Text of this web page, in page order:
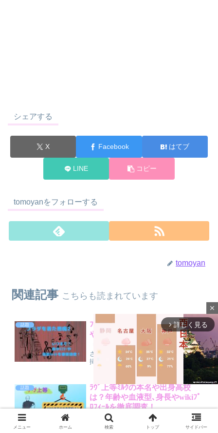
シェアする
X Facebook はてブ
LINE コピー
tomoyanをフォローする
tomoyan
関連記事 こちらも読まれています
話題
ﾌﾟﾗﾀﾞを着た悪魔2いつまで？曲
やｴﾐﾘｰや最新ｷｬｽﾄを徹底調査！
『プラダを着た悪魔2』はいつまで上映
される？公開期間の目安から、主題歌・
挿入歌の最新状況、エミリーやミラン
ダ、アンディら続投キャスト、新キャス
トの役どころ、前作とのつながりまで徹
底解説。20年後のファッション業界を
舞台に描かれる物語のポイントをやさし
く紹介します。
話題
ﾗｳﾞ上等ﾐﾙｸの本名や出身高校
は？年齢や血液型､身長やwikiﾌﾟ
ﾛﾌｨｰﾙを徹底調査！
Netflix『ラヴ上等』に出演するミルクの
本名や年齢、身長、血液型、出身地など
メニュー ホーム 検索 トップ サイドバー
close
arrow_forward_ios 詳しく見る